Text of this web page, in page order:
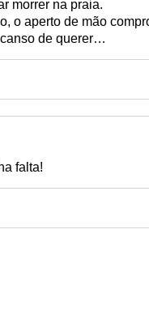
morrer na praia.
o aperto de mão
de querer…
falta!